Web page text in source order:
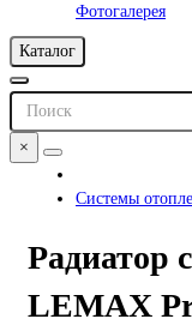
Фотогалерея
Каталог
×
Системы
Радиатор
LEMAX